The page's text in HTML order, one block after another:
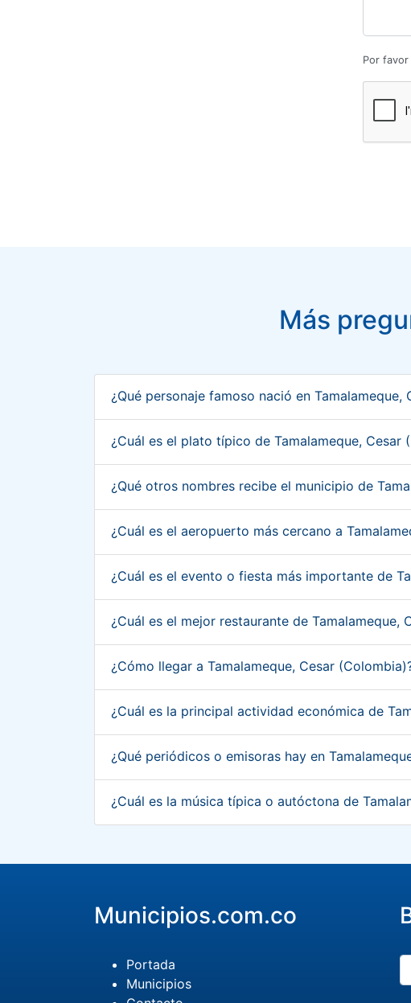
Por favor
Más
¿Qué personaje famoso nació en Tamalameque,
¿Cuál es el plato típico de Tamalameque, Cesar
¿Qué otros nombres recibe el municipio de
¿Cuál es el aeropuerto más cercano a
¿Cuál es el evento o fiesta más importante de
¿Cuál es el mejor restaurante de Tamalameque,
¿Cómo llegar a Tamalameque, Cesar
¿Cuál es la principal actividad económica de
¿Qué periódicos o emisoras hay en
¿Cuál es la música típica o autóctona de
Municipios.com.co
Portada
Municipios